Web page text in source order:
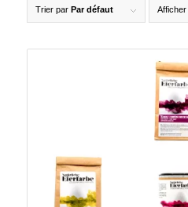
Trier par Par défaut Afficher